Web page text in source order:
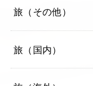
旅（その他）
旅（国内）